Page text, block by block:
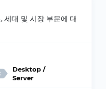
세대 및 시장 부문에 대
Desktop /
Server